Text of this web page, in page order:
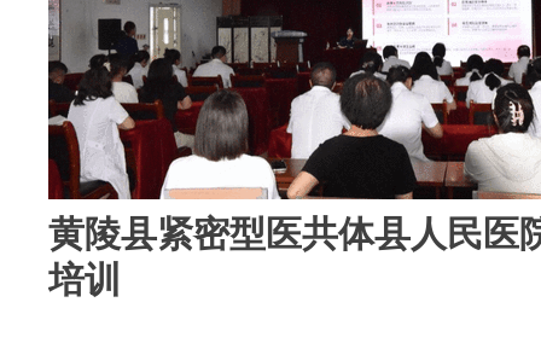
黄陵县紧密型医共体县人民医
培训